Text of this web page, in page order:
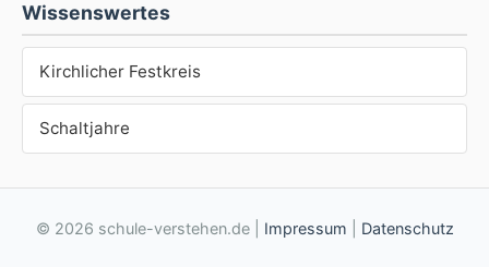
Wissenswertes
Kirchlicher Festkreis
Schaltjahre
© 2026 schule-verstehen.de | Impressum Datenschutz